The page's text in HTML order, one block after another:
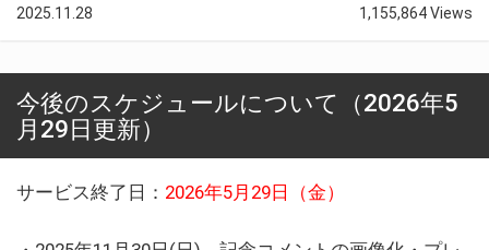
2025.11.28 1,155,864 Views
今後のスケジュールについて（2026年5
月29日更新）
サービス終了日： 2026年5月29日（金）